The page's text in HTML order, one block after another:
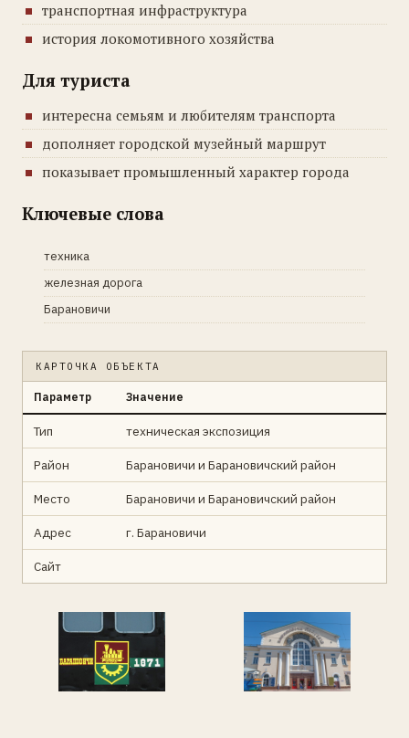
транспортная инфраструктура
история локомотивного хозяйства
Для туриста
интересна семьям и любителям транспорта
дополняет городской музейный маршрут
показывает промышленный характер города
Ключевые слова
техника
железная дорога
Барановичи
КАРТОЧКА ОБЪЕКТА
Параметр Значение
Тип техническая экспозиция
Район Барановичи и Барановичский район
Место Барановичи и Барановичский район
Адрес г. Барановичи
Сайт